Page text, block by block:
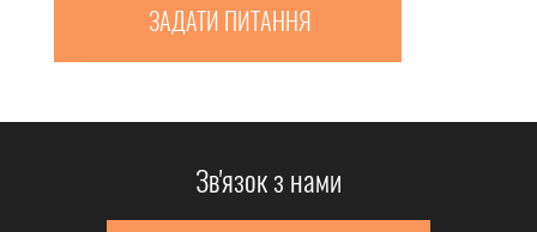
ЗАДАТИ ПИТАННЯ
Зв'язок з нами